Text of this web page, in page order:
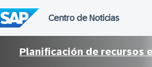
al
contenido
Planificación de recursos